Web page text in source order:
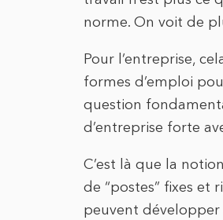
norme. On voit de
Pour l’entreprise,
formes d’emploi
question
d’entreprise forte
C’est là que la
de “postes” fixes et
peuvent développer